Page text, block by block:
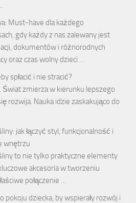
Must-have dla każdego
gdy każdy z nas zalewany jest
dokumentów i różnorodnych
oraz czas wolny dzieci …
spłacić i nie stracić?
Świat zmierza w kierunku lepszego
rozwija. Nauka idzie zaskakująco do
jak łączyć styl, funkcjonalność i
wnętrzu
to nie tylko praktyczne elementy
akcesoria w tworzeniu
połączenie …
pokoju dziecka, by wspierały rozwój i